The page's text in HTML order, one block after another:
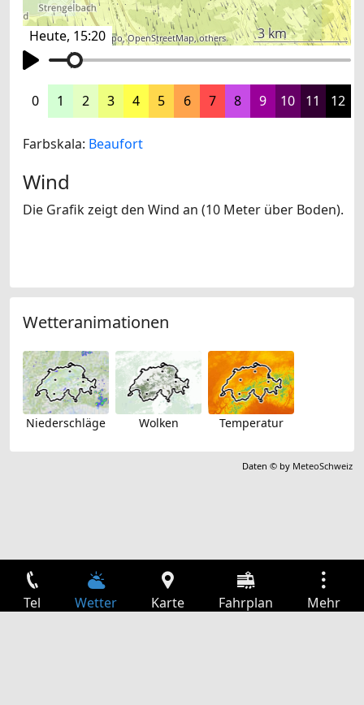
Heute, 15:20
©search.ch, swisstopo,OpenStreetMap,others 3 km
0 1 2 3 4 5 6 7 8 9 10 11 12
Farbskala: Beaufort
Wind
Die Grafik zeigt den Wind an (10 Meter über Boden).
Wetteranimationen
Niederschläge Wolken Temperatur
Daten © by MeteoSchweiz
Tel Wetter Karte Fahrplan Mehr